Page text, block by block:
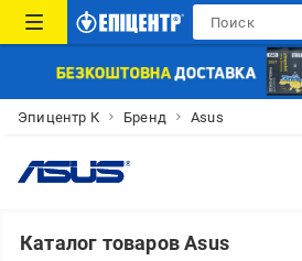
Эпицентр К Бренд Asus
Каталог товаров Asus